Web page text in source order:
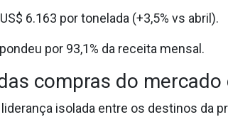
US$ 6.163 por tonelada (+3,5% vs abril).
por 93,1% da receita mensal.
compras do mercado
isolada entre os destinos da